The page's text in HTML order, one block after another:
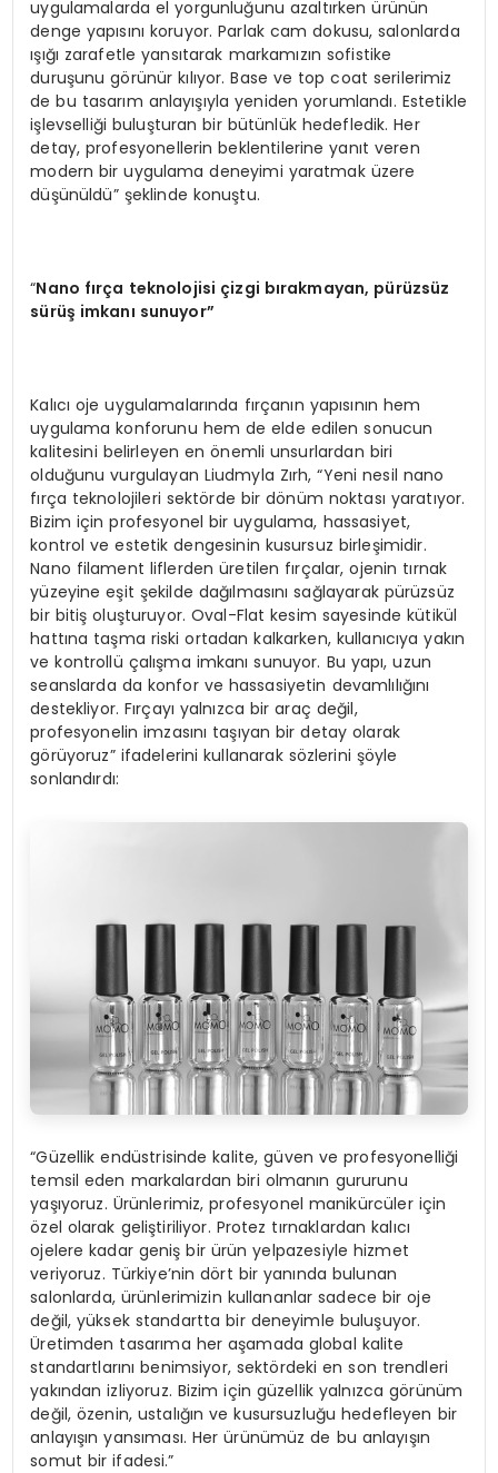
uygulamalarda el yorgunluğunu azaltırken ürünün
denge yapısını koruyor. Parlak cam dokusu, salonlarda
ışığı zarafetle yansıtarak markamızın sofistike
duruşunu görünür kılıyor. Base ve top coat serilerimiz
de bu tasarım anlayışıyla yeniden yorumlandı. Estetikle
işlevselliği buluşturan bir bütünlük hedefledik. Her
detay, profesyonellerin beklentilerine yanıt veren
modern bir uygulama deneyimi yaratmak üzere
düşünüldü” şeklinde konuştu.
“Nano fırça teknolojisi çizgi bırakmayan, pürüzsüz
sürüş imkanı sunuyor”
Kalıcı oje uygulamalarında fırçanın yapısının hem
uygulama konforunu hem de elde edilen sonucun
kalitesini belirleyen en önemli unsurlardan biri
olduğunu vurgulayan Liudmyla Zırh, “Yeni nesil nano
fırça teknolojileri sektörde bir dönüm noktası yaratıyor.
Bizim için profesyonel bir uygulama, hassasiyet,
kontrol ve estetik dengesinin kusursuz birleşimidir.
Nano filament liflerden üretilen fırçalar, ojenin tırnak
yüzeyine eşit şekilde dağılmasını sağlayarak pürüzsüz
bir bitiş oluşturuyor. Oval-Flat kesim sayesinde kütikül
hattına taşma riski ortadan kalkarken, kullanıcıya yakın
ve kontrollü çalışma imkanı sunuyor. Bu yapı, uzun
seanslarda da konfor ve hassasiyetin devamlılığını
destekliyor. Fırçayı yalnızca bir araç değil,
profesyonelin imzasını taşıyan bir detay olarak
görüyoruz” ifadelerini kullanarak sözlerini şöyle
sonlandırdı:
“Güzellik endüstrisinde kalite, güven ve profesyonelliği
temsil eden markalardan biri olmanın gururunu
yaşıyoruz. Ürünlerimiz, profesyonel manikürcüler için
özel olarak geliştiriliyor. Protez tırnaklardan kalıcı
ojelere kadar geniş bir ürün yelpazesiyle hizmet
veriyoruz. Türkiye’nin dört bir yanında bulunan
salonlarda, ürünlerimizin kullananlar sadece bir oje
değil, yüksek standartta bir deneyimle buluşuyor.
Üretimden tasarıma her aşamada global kalite
standartlarını benimsiyor, sektördeki en son trendleri
yakından izliyoruz. Bizim için güzellik yalnızca görünüm
değil, özenin, ustalığın ve kusursuzluğu hedefleyen bir
anlayışın yansıması. Her ürünümüz de bu anlayışın
somut bir ifadesi.”